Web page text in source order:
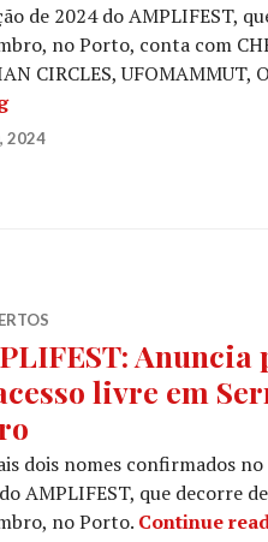
de 2024 do AMPLIFEST,
no Porto, conta com
CIRCLES, UFOMAMMUT,
AMPLIFEST: Cartaz,
2024
livre em
dois nomes confirmados
AMPLIFEST, que decorre
no Porto. Continue